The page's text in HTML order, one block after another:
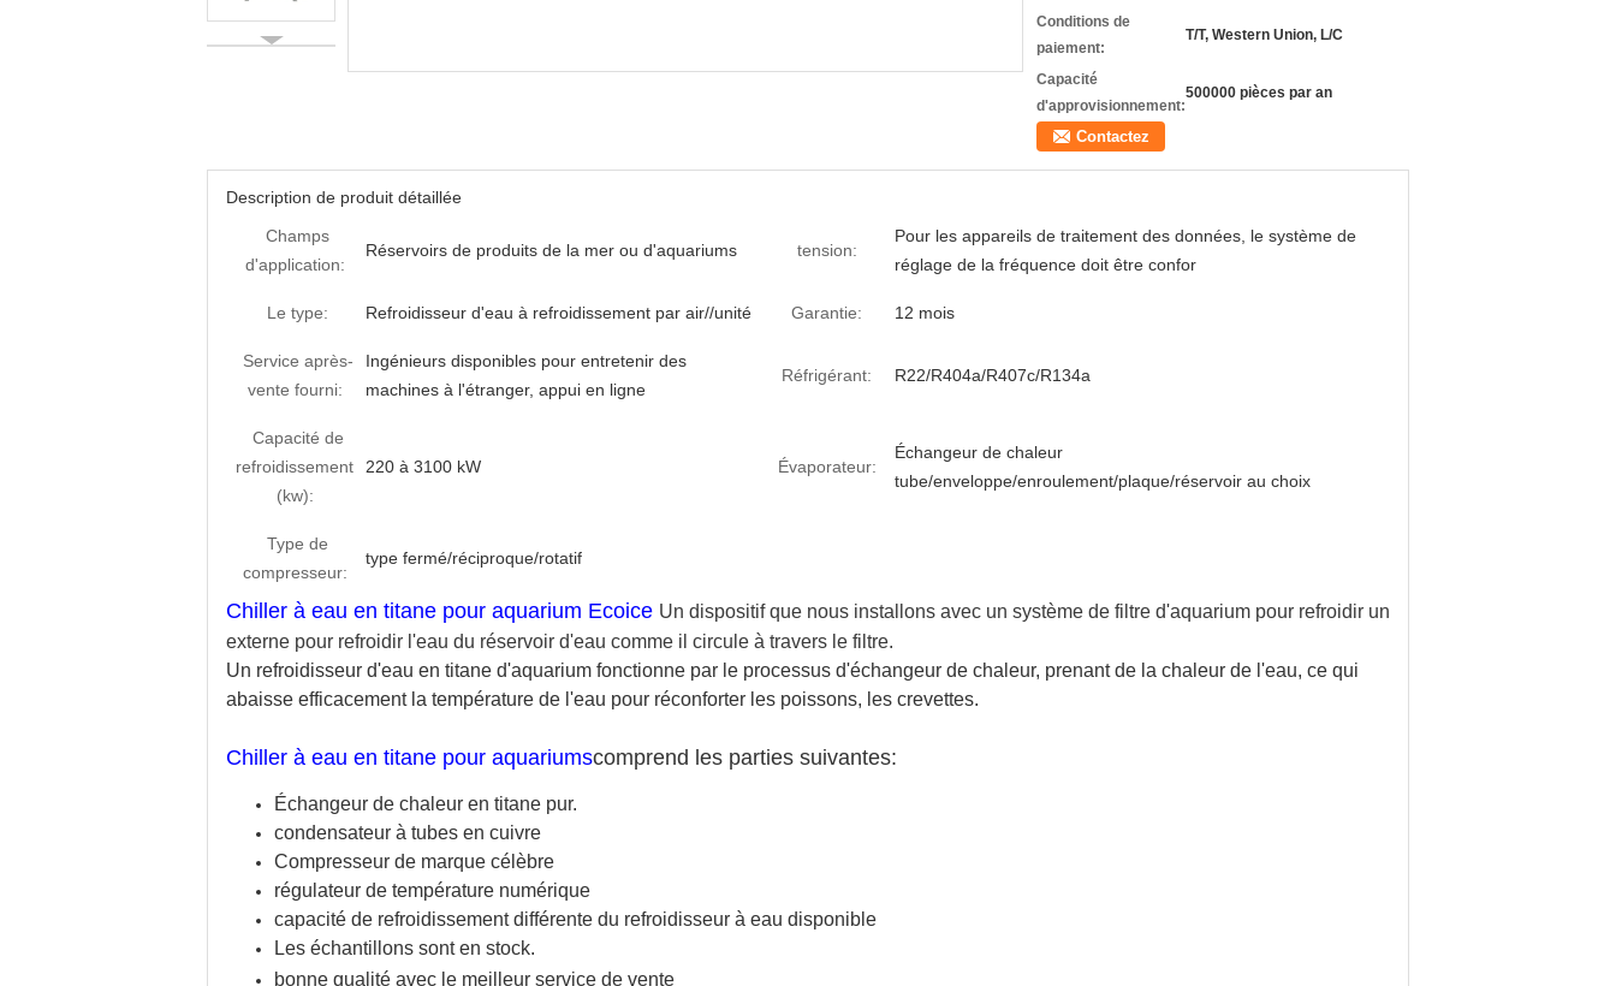
Conditions de
paiement:
T/T, Western Union, L/C
Capacité
d'approvisionnement:
500000 pièces par an
Contactez
Description de produit détaillée
Champs
d'application:
Réservoirs de produits de la mer ou d'aquariums tension:
Pour les appareils de traitement des données, le système de
réglage de la fréquence doit être confor
Le type: Refroidisseur d'eau à refroidissement par air//unité Garantie: 12 mois
Service après-
vente fourni:
Ingénieurs disponibles pour entretenir des
machines à l'étranger, appui en ligne
Réfrigérant: R22/R404a/R407c/R134a
Capacité de
refroidissement
(kw):
220 à 3100 kW Évaporateur:
Échangeur de chaleur
tube/enveloppe/enroulement/plaque/réservoir au choix
Type de
compresseur:
type fermé/réciproque/rotatif
Chiller à eau en titane pour aquarium Ecoice Un dispositif que nous installons avec un système de filtre d'aquarium pour refroidir un
externe pour refroidir l'eau du réservoir d'eau comme il circule à travers le filtre.
Un refroidisseur d'eau en titane d'aquarium fonctionne par le processus d'échangeur de chaleur, prenant de la chaleur de l'eau, ce qui
abaisse efficacement la température de l'eau pour réconforter les poissons, les crevettes.
Chiller à eau en titane pour aquariumscomprend les parties suivantes:
Échangeur de chaleur en titane pur.
condensateur à tubes en cuivre
Compresseur de marque célèbre
régulateur de température numérique
capacité de refroidissement différente du refroidisseur à eau disponible
Les échantillons sont en stock.
bonne qualité avec le meilleur service de vente